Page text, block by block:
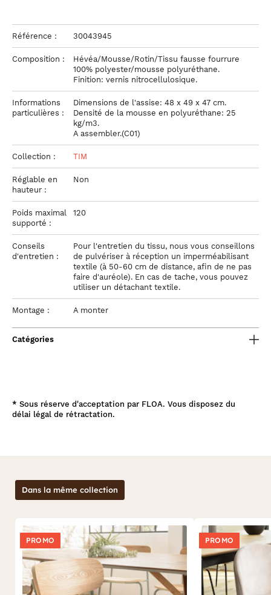
Référence : 30043945
Composition :
Hévéa/Mousse/Rotin/Tissu fausse fourrure
100% polyester/mousse polyuréthane.
Finition: vernis nitrocellulosique.
Informations
particulières :
Dimensions de l'assise: 48 x 49 x 47 cm.
Densité de la mousse en polyuréthane: 25
kg/m3.
A assembler.(C01)
Collection : TIM
Réglable en
hauteur :
Non
Poids maximal
supporté :
120
Conseils
d'entretien :
Pour l'entretien du tissu, nous vous conseillons
de pulvériser à réception un imperméabilisant
textile (à 50-60 cm de distance, afin de ne pas
faire d'auréole). En cas de tache, vous pouvez
utiliser un détachant textile.
Montage : A monter
Catégories
* Sous réserve d'acceptation par FLOA. Vous disposez du
délai légal de rétractation.
Dans la même collection
PROMO PROMO